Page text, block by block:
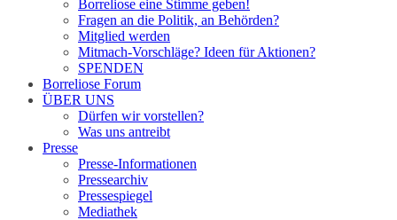
Borreliose eine Stimme geben!
Fragen an die Politik, an Behörden?
Mitglied werden
Mitmach-Vorschläge? Ideen für Aktionen?
SPENDEN
Borreliose Forum
ÜBER UNS
Dürfen wir vorstellen?
Was uns antreibt
Presse
Presse-Informationen
Pressearchiv
Pressespiegel
Mediathek